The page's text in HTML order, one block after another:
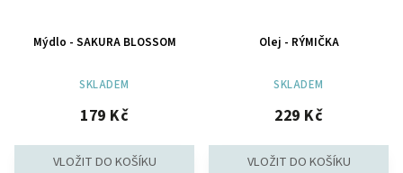
Mýdlo - SAKURA BLOSSOM
SKLADEM
179 Kč
Olej - RÝMIČKA
SKLADEM
229 Kč